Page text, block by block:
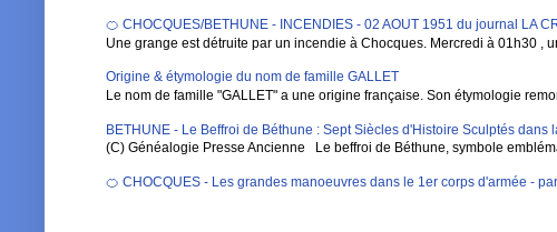
🍊 CHOCQUES/BETHUNE - INCENDIES - 02 AOUT 1951 du journal LA
Une grange est détruite par un incendie à Chocques. Mercredi à 01h30 ,
Origine & étymologie du nom de famille GALLET
Le nom de famille "GALLET" a une origine française. Son étymologie
BETHUNE - Le Beffroi de Béthune : Sept Siècles d'Histoire Sculptés dans
(C) Généalogie Presse Ancienne Le beffroi de Béthune, symbole
🍊 CHOCQUES - Les grandes manoeuvres dans le 1er corps d'armée -